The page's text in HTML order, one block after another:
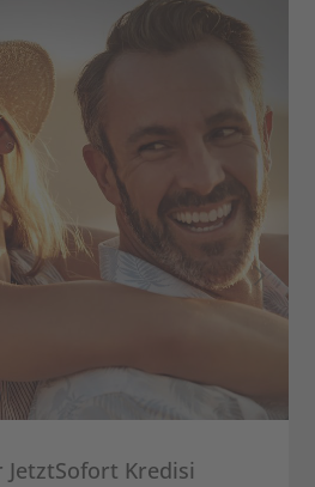
JetztSofort Kredisi